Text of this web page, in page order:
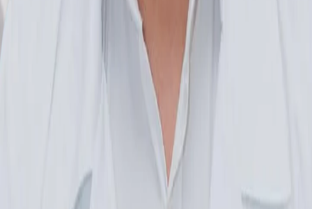
Clinica Prevencia Alunișului
Clinica Prevencia Fundeni
Clinica Prevencia Alunișului
0729 378 528
Clinica Prevencia
Toate drepturile rezervate
Team Kappa Studio